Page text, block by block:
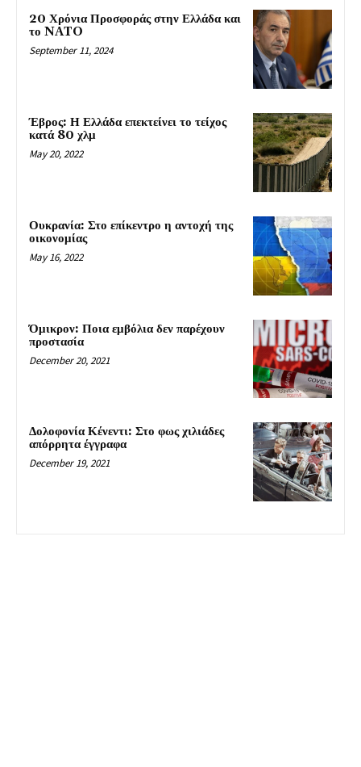
20 Χρόνια Προσφοράς στην Ελλάδα και
το NATO
September 11, 2024
Έβρος: Η Ελλάδα επεκτείνει το τείχος
κατά 80 χλμ
May 20, 2022
Ουκρανία: Στο επίκεντρο η αντοχή της
οικονομίας
May 16, 2022
Όμικρον: Ποια εμβόλια δεν παρέχουν
προστασία
December 20, 2021
Δολοφονία Κένεντι: Στο φως χιλιάδες
απόρρητα έγγραφα
December 19, 2021